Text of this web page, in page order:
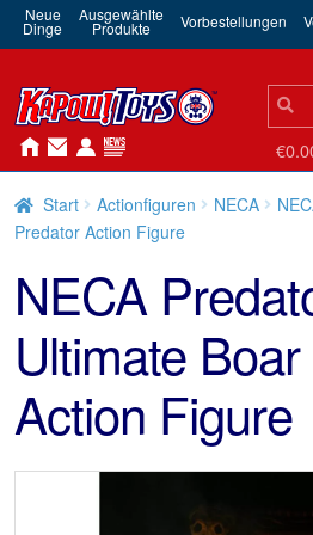
Neue
Dinge
Ausgewählte
Produkte Vorbestellungen
nach:
Start Actionfiguren NECA
Predator Action Figure
NECA
Ultimate
Action Figure